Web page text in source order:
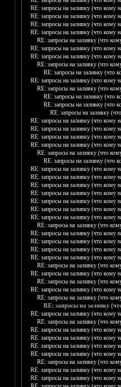
RE: запросы на заливку (что кому
RE: запросы на заливку (что кому
RE: запросы на заливку (что кому
RE: запросы на заливку (что кому
RE: запросы на заливку (что
RE: запросы на заливку (что кому
RE: запросы на заливку (что кому
RE: запросы на заливку (что
RE: запросы на заливку (что
RE: запросы на заливку (что кому
RE: запросы на заливку (что
RE: запросы на заливку (что
RE: запросы на заливку (что
RE: запросы на заливку
RE: запросы на заливку (что кому
RE: запросы на заливку (что кому
RE: запросы на заливку (что кому
RE: запросы на заливку (что кому
RE: запросы на заливку (что
RE: запросы на заливку (что
RE: запросы на заливку (что кому
RE: запросы на заливку (что кому
RE: запросы на заливку (что кому
RE: запросы на заливку (что кому
RE: запросы на заливку (что кому
RE: запросы на заливку (что кому
RE: запросы на заливку (что кому
RE: запросы на заливку (что
RE: запросы на заливку (что кому
RE: запросы на заливку (что кому
RE: запросы на заливку (что кому
RE: запросы на заливку (что кому
RE: запросы на заливку (что
RE: запросы на заливку (что кому
RE: запросы на заливку (что
RE: запросы на заливку (что кому
RE: запросы на заливку (что
RE: запросы на заливку
RE: запросы на заливку (что кому
RE: запросы на заливку (что
RE: запросы на заливку (что кому
RE: запросы на заливку (что кому
RE: запросы на заливку (что кому
RE: запросы на заливку (что кому
RE: запросы на заливку (что
RE: запросы на заливку (что кому
RE: запросы на заливку (что кому